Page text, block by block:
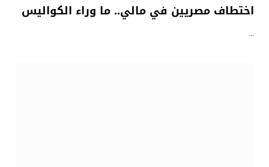
اختطاف مصريين في مالي.. ما وراء الكواليس
…